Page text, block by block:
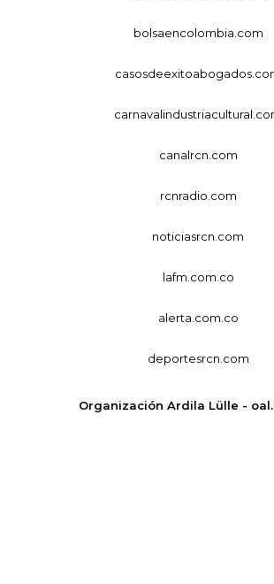
bolsaencolombia.com
canalrcn.com
rcnradio.com
noticiasrcn.com
lafm.com.co
alerta.com.co
deportesrcn.com
Organización Ardila Lülle -